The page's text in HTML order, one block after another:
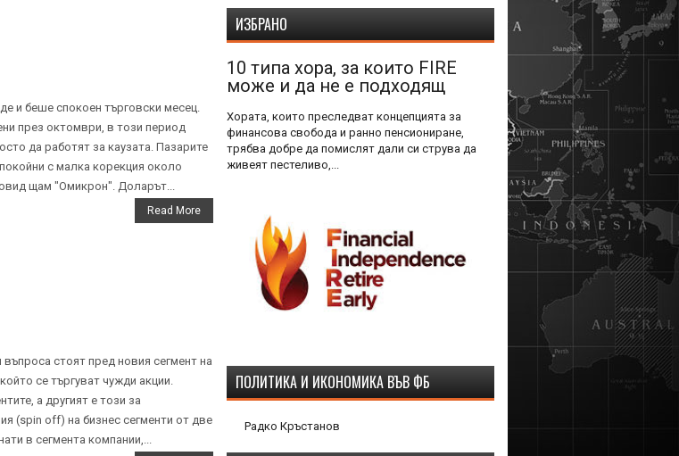
и беше спокоен търговски месец.
през октомври, в този период
да работят за каузата. Пазарите
с малка корекция около
щам "Омикрон". Доларът...
Read More
стоят пред новия сегмент на
се търгуват чужди акции.
а другият е този за
(spin off) на бизнес сегменти от две
в сегмента компании,...
ИЗБРАНО
10 типа хора, за които FIRE
може и да не е подходящ
Хората, които преследват концепцията за
финансова свобода и ранно пенсиониране,
трябва добре да помислят дали си струва да
живеят пестеливо,...
ПОЛИТИКА И ИКОНОМИКА ВЪВ ФБ
Радко Кръстанов